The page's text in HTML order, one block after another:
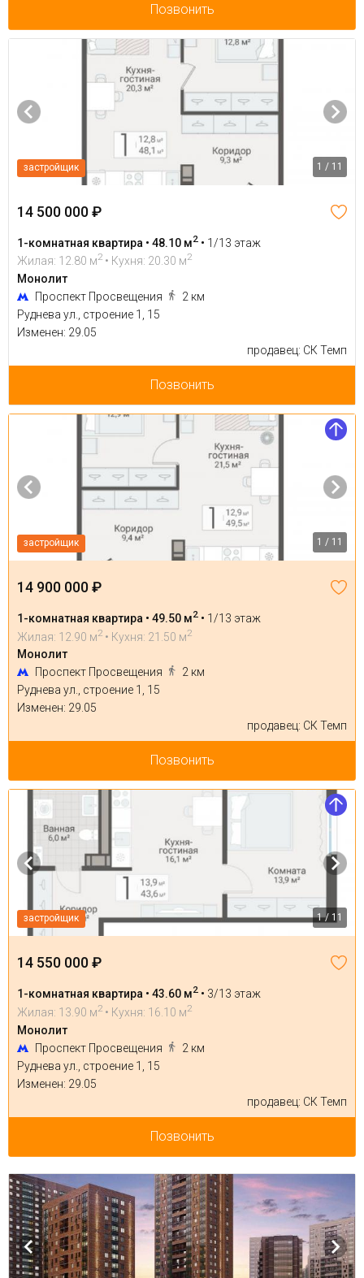
Позвонить
застройщик 1 / 11
14 500 000 ₽
1-комнатная квартира • 48.10 м2 • 1/13 этаж
Жилая: 12.80 м2 • Кухня: 20.30 м2
Монолит
Проспект Просвещения
2 км
Руднева ул., строение 1, 15
Изменен: 29.05
продавец: СК Темп
Позвонить
застройщик 1 / 11
14 900 000 ₽
1-комнатная квартира • 49.50 м2 • 1/13 этаж
Жилая: 12.90 м2 • Кухня: 21.50 м2
Монолит
Проспект Просвещения
2 км
Руднева ул., строение 1, 15
Изменен: 29.05
продавец: СК Темп
Позвонить
застройщик 1 / 11
14 550 000 ₽
1-комнатная квартира • 43.60 м2 • 3/13 этаж
Жилая: 13.90 м2 • Кухня: 16.10 м2
Монолит
Проспект Просвещения
2 км
Руднева ул., строение 1, 15
Изменен: 29.05
продавец: СК Темп
Позвонить